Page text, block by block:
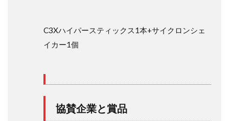
C3Xハイパースティックス1本+サイクロンシェ
イカー1個
協賛企業と賞品